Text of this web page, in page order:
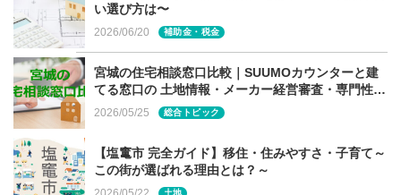
い選び方は〜
2026/06/20 補助金・税金
宮城の住宅相談窓口比較｜SUUMOカウンターと建
てる窓口の 土地情報・メーカー経営審査・専門性の
違い
2026/05/25 総合トピック
【塩竃市 完全ガイド】移住・住みやすさ・子育て～
この街が選ばれる理由とは？～
土地